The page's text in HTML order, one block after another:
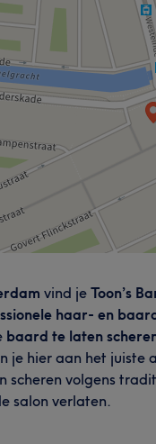
vind je Toon’s
haar- en
baard te laten
je hier aan het juiste
scheren volgens
salon verlaten.